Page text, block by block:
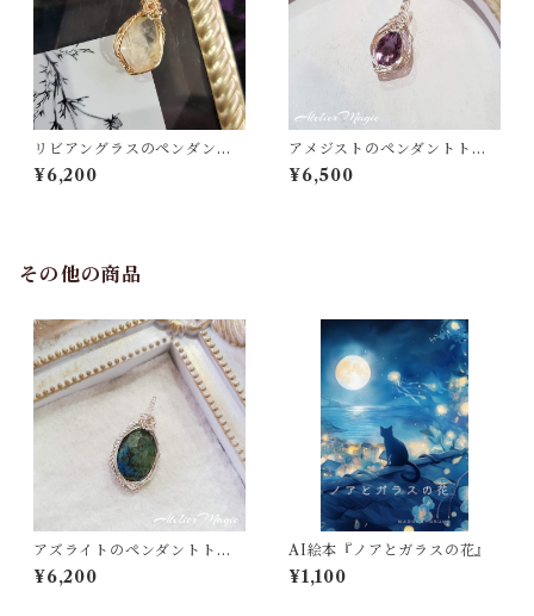
リビアングラスのペンダント
トップ（リバーシブル）
¥6,200
アメジストのペンダントトッ
プ
¥6,500
その他の商品
アズライトのペンダントトッ
プ（リバーシブル）
¥6,200
AI絵本『ノアとガラスの花』
¥1,100